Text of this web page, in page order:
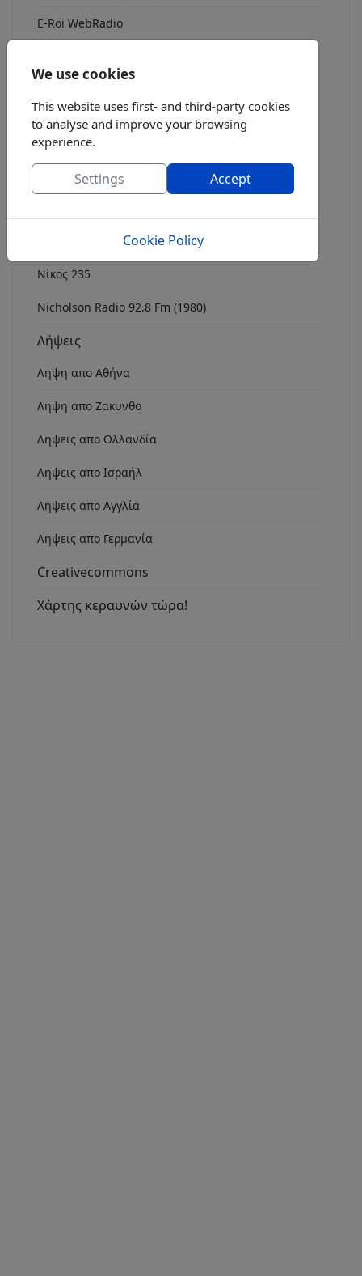
Ε-Roi WebRadio
MW
HF - Βραχέα κύματα
Συχνότητες - Ελευθέριος Βενιζέλος
Νίκος 235
Nicholson Radio 92.8 Fm (1980)
Λήψεις
Ληψη απο Αθήνα
Ληψη απο Ζακυνθο
Ληψεις απο Ολλανδία
Ληψεις απο Ισραήλ
Ληψεις απο Αγγλία
Ληψεις απο Γερμανία
Creativecommons
Χάρτης κεραυνών τώρα!
We use cookies
This website uses first- and third-party cookies
to analyse and improve your browsing
experience.
Settings Accept
Cookie Policy